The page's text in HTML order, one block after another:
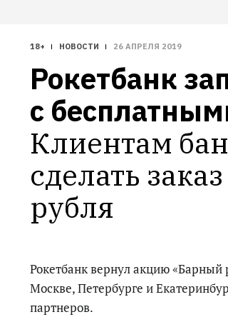
18+ НОВОСТИ 26 АПРЕЛЯ 2019
Рокетбанк
с
Клиентам
сделать
рубля
Рокетбанк вернул акцию
Москве, Петербурге и
партнеров.